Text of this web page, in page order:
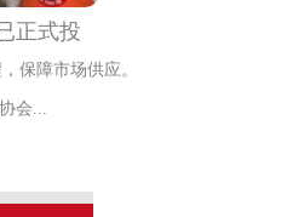
正式投
保障市场供应。
会...